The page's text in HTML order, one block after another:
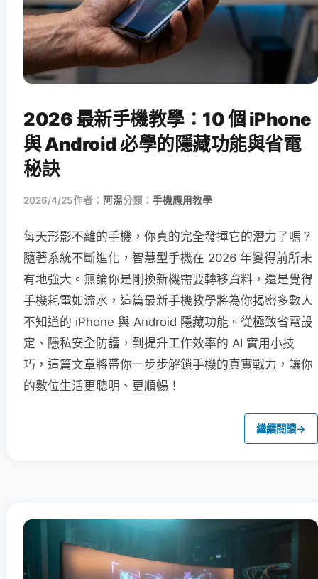
2026 最新手機教學：10 個 iPhone
與 Android 必學的隱藏功能與省電
秘訣
2026/4/25作者： 阿湯分類： 手機應用教學
每天形影不離的手機，你真的完全發揮它的潛力了嗎？
隨著系統不斷進化，智慧型手機在 2026 年變得前所未
有地強大。無論你是剛換新機需要轉移資料，還是覺得
手機耗電如流水，這篇最新手機教學將為你揭密多數人
不知道的 iPhone 與 Android 隱藏功能。從極致省電設
定、隱私安全防護，到提升工作效率的 AI 實用小技
巧，這篇文章將帶你一步步解鎖手機的真實戰力，讓你
的數位生活更聰明、更順暢！
繼續閱讀→